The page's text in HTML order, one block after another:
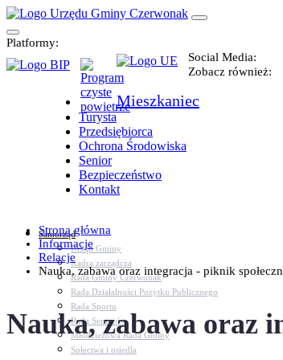
Platformy:
Social Media:
Zobacz również:
Mieszkaniec
Turysta
Przedsiębiorca
Ochrona Środowiska
Senior
Bezpieczeństwo
Kontakt
Samorząd
Urząd Gminy
Kadra zarządcza
Rada Gminy Czerwonak
Rada Działalności Pożytku Publicznego
Rada Sportu
Rada Seniorów
Młodzieżowa Rada Gminy
Sołectwa i osiedla
Strona główna
Informacje
Relacje
Nauka, zabawa oraz integracja - piknik
Nauka, zabawa oraz